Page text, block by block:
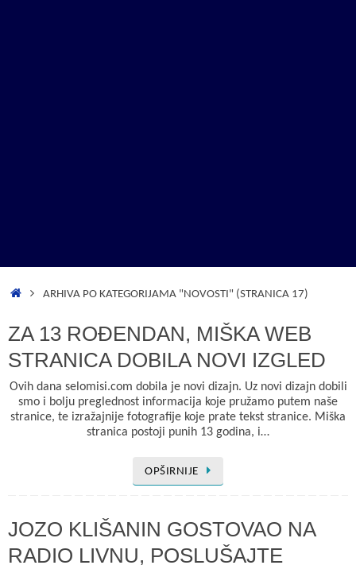
POČETNA
ARHIVA PO KATEGORIJAMA "NOVOSTI" (STRANICA 17)
ZA 13 ROĐENDAN, MIŠKA WEB
STRANICA DOBILA NOVI IZGLED
Ovih dana selomisi.com dobila je novi dizajn. Uz novi dizajn dobili
smo i bolju preglednost informacija koje pružamo putem naše
stranice, te izražajnije fotografije koje prate tekst stranice. Miška
stranica postoji punih 13 godina, i…
OPŠIRNIJE
JOZO KLIŠANIN GOSTOVAO NA
RADIO LIVNU, POSLUŠAJTE